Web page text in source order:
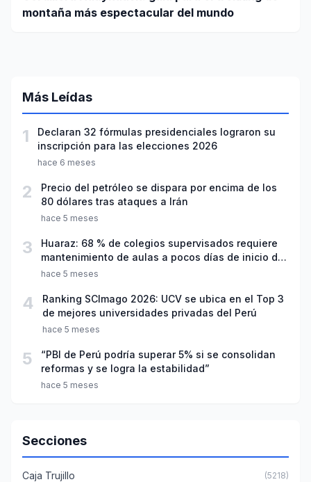
montaña más espectacular del mundo
Más Leídas
1
Declaran 32 fórmulas presidenciales lograron su
inscripción para las elecciones 2026
hace 6 meses
2
Precio del petróleo se dispara por encima de los
80 dólares tras ataques a Irán
hace 5 meses
3
Huaraz: 68 % de colegios supervisados requiere
mantenimiento de aulas a pocos días de inicio del
año escolar 2026
hace 5 meses
4
Ranking SCImago 2026: UCV se ubica en el Top 3
de mejores universidades privadas del Perú
hace 5 meses
5
“PBI de Perú podría superar 5% si se consolidan
reformas y se logra la estabilidad”
hace 5 meses
Secciones
Caja Trujillo (5218)